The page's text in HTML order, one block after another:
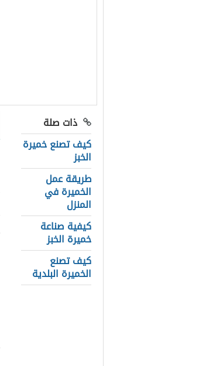
ذات صلة
كيف تصنع خميرة
الخبز
طريقة عمل
الخميرة في
المنزل
كيفية صناعة
خميرة الخبز
كيف تصنع
الخميرة البلدية